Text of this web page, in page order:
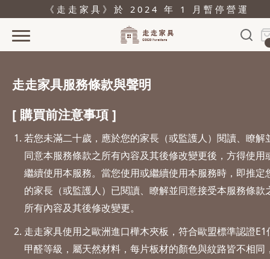
《走走家具》於 2024 年 1 月暫停營運
活動
產品
關於
部落格
問與答
走走家具服務條款與聲明
[ 購買前注意事項 ]
若您未滿二十歲，應於您的家長（或監護人）閱讀、瞭解
同意本服務條款之所有內容及其後修改變更後，方得使用
繼續使用本服務。當您使用或繼續使用本服務時，即推定
的家長（或監護人）已閱讀、瞭解並同意接受本服務條款
所有內容及其後修改變更。
走走家具使用之歐洲進口樺木夾板，符合歐盟標準認證E1
甲醛等級，屬天然材料，每片板材的顏色與紋路皆不相同